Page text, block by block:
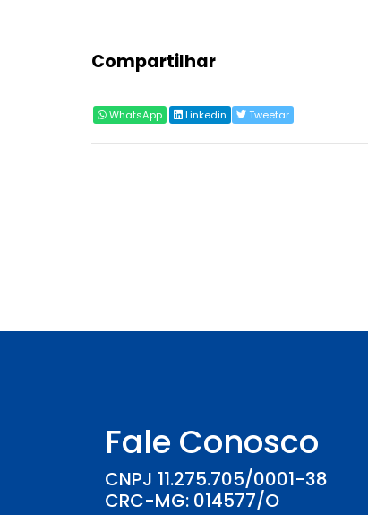
Compartilhar
WhatsApp Linkedin Tweetar
Fale Conosco
CNPJ 11.275.705/0001-38
CRC-MG: 014577/O